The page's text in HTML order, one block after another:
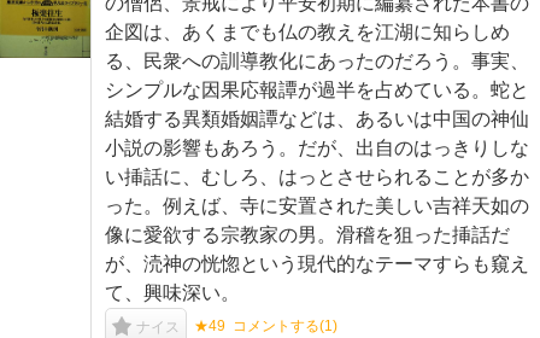
企図は、あくまでも仏の教えを江湖に知らしめ
る、民衆への訓導教化にあったのだろう。事実、
シンプルな因果応報譚が過半を占めている。蛇と
結婚する異類婚姻譚などは、あるいは中国の神仙
小説の影響もあろう。だが、出自のはっきりしな
い挿話に、むしろ、はっとさせられることが多か
った。例えば、寺に安置された美しい吉祥天如の
像に愛欲する宗教家の男。滑稽を狙った挿話だ
が、涜神の恍惚という現代的なテーマすらも窺え
て、興味深い。
ナイス ★49 コメントする(1)